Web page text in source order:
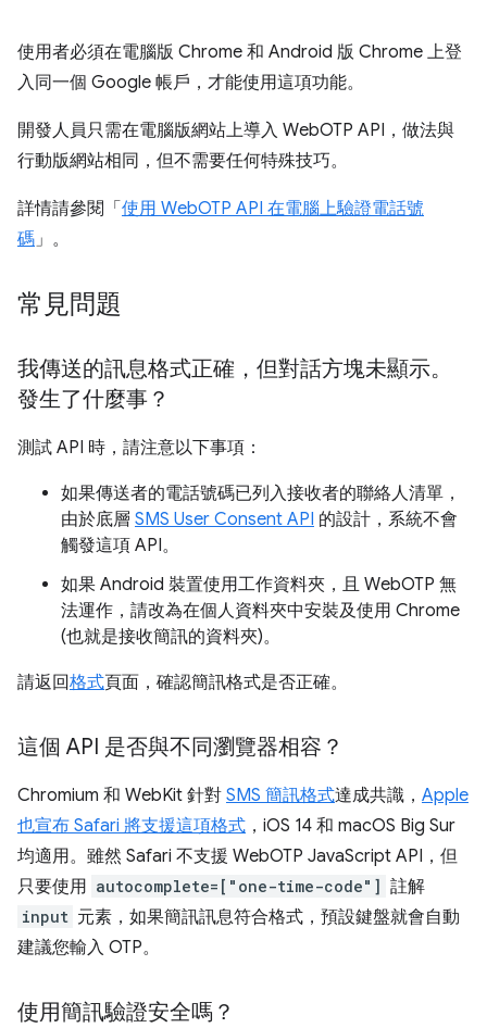
使用者必須在電腦版 Chrome 和 Android 版 Chrome 上登
入同一個 Google 帳戶，才能使用這項功能。
開發人員只需在電腦版網站上導入 WebOTP API，做法與
行動版網站相同，但不需要任何特殊技巧。
詳情請參閱「 使用 WebOTP API 在電腦上驗證電話號
碼」。
常見問題
我傳送的訊息格式正確，但對話方塊未顯示。
發生了什麼事？
測試 API 時，請注意以下事項：
如果傳送者的電話號碼已列入接收者的聯絡人清單，
由於底層 SMS User Consent API 的設計，系統不會
觸發這項 API。
如果 Android 裝置使用工作資料夾，且 WebOTP 無
法運作，請改為在個人資料夾中安裝及使用 Chrome
(也就是接收簡訊的資料夾)。
請返回格式頁面，確認簡訊格式是否正確。
這個 API 是否與不同瀏覽器相容？
Chromium 和 WebKit 針對 SMS 簡訊格式達成共識， Apple
也宣布 Safari 將支援這項格式 ，iOS 14 和 macOS Big Sur
均適用。雖然 Safari 不支援 WebOTP JavaScript API，但
只要使用 autocomplete=["one-time-code"] 註解
input 元素，如果簡訊訊息符合格式，預設鍵盤就會自動
建議您輸入 OTP。
使用簡訊驗證安全嗎？